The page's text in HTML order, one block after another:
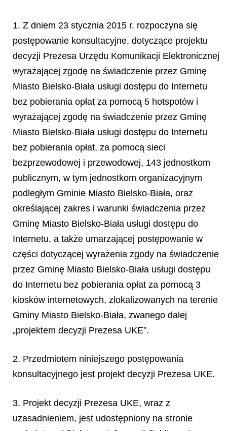
1. Z dniem 23 stycznia 2015 r. rozpoczyna się
postępowanie konsultacyjne, dotyczące projektu
decyzji Prezesa Urzędu Komunikacji Elektronicznej
wyrażającej zgodę na świadczenie przez Gminę
Miasto Bielsko-Biała usługi dostępu do Internetu
bez pobierania opłat za pomocą 5 hotspotów i
wyrażającej zgodę na świadczenie przez Gminę
Miasto Bielsko-Biała usługi dostępu do Internetu
bez pobierania opłat, za pomocą sieci
bezprzewodowej i przewodowej, 143 jednostkom
publicznym, w tym jednostkom organizacyjnym
podległym Gminie Miasto Bielsko-Biała, oraz
określającej zakres i warunki świadczenia przez
Gminę Miasto Bielsko-Biała usługi dostępu do
Internetu, a także umarzającej postępowanie w
części dotyczącej wyrażenia zgody na świadczenie
przez Gminę Miasto Bielsko-Biała usługi dostępu
do Internetu bez pobierania opłat za pomocą 3
kiosków internetowych, zlokalizowanych na terenie
Gminy Miasto Bielsko-Biała, zwanego dalej
„projektem decyzji Prezesa UKE”.
2. Przedmiotem niniejszego postępowania
konsultacyjnego jest projekt decyzji Prezesa UKE.
3. Projekt decyzji Prezesa UKE, wraz z
uzasadnieniem, jest udostępniony na stronie